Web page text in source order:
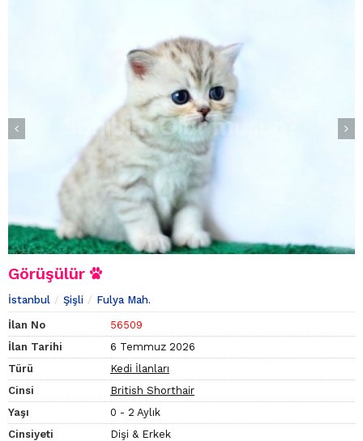
Görüşülür
İstanbul Şişli Fulya Mah.
İlan No
56509
İlan Tarihi
6 Temmuz 2026
Türü
Kedi İlanları
Cinsi
British Shorthair
Yaşı
0 - 2 Aylık
Cinsiyeti
Dişi & Erkek